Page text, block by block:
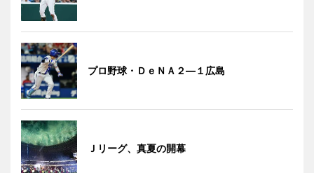
プロ野球・ＤｅＮＡ２―１広島
Ｊリーグ、真夏の開幕